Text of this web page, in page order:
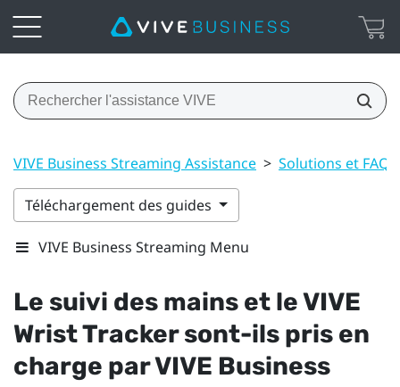
VIVE Business Streaming Assistance > Solutions et FAQ
Téléchargement des guides
VIVE Business Streaming Menu
Le suivi des mains et leVIVE
Wrist Trackersont-ils pris en
charge parVIVE Business